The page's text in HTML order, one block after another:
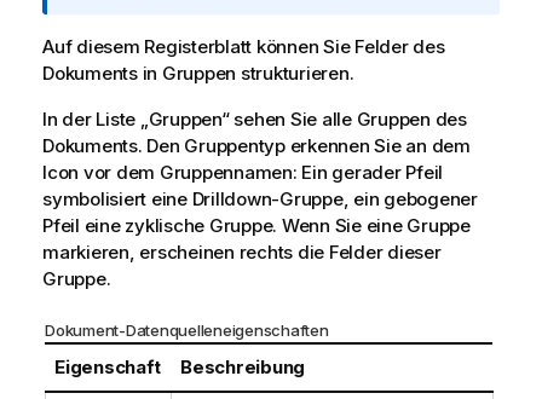
r
m
t
i
o
n
s
h
i
w
e
i
Auf diesem Registerblatt können Sie Felder des
Dokuments in Gruppen strukturieren.
In der Liste „Gruppen“ sehen Sie alle Gruppen des
Dokuments. Den Gruppentyp erkennen Sie an dem
Icon vor dem Gruppennamen: Ein gerader Pfeil
symbolisiert eine Drilldown-Gruppe, ein gebogener
Pfeil eine zyklische Gruppe. Wenn Sie eine Gruppe
markieren, erscheinen rechts die Felder dieser
Gruppe.
Dokument-Datenquelleneigenschaften
Eigenschaft Beschreibung